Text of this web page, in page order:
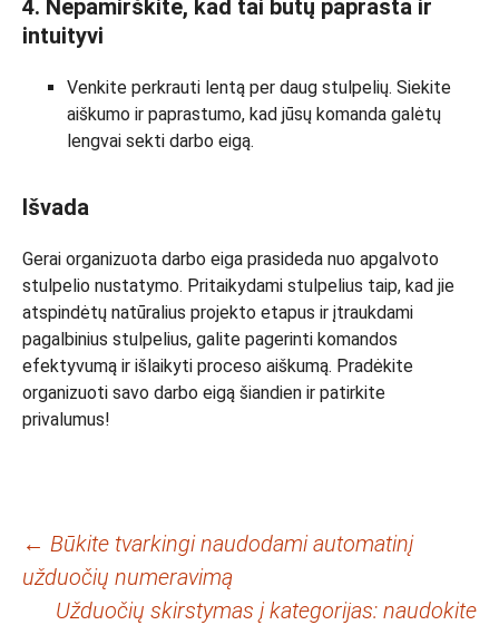
4. Nepamirškite, kad tai būtų paprasta ir
intuityvi
Venkite perkrauti lentą per daug stulpelių. Siekite
aiškumo ir paprastumo, kad jūsų komanda galėtų
lengvai sekti darbo eigą.
Išvada
Gerai organizuota darbo eiga prasideda nuo apgalvoto
stulpelio nustatymo. Pritaikydami stulpelius taip, kad jie
atspindėtų natūralius projekto etapus ir įtraukdami
pagalbinius stulpelius, galite pagerinti komandos
efektyvumą ir išlaikyti proceso aiškumą. Pradėkite
organizuoti savo darbo eigą šiandien ir patirkite
privalumus!
Įrašo
navigacija
← Būkite tvarkingi naudodami automatinį
užduočių numeravimą
Užduočių skirstymas į kategorijas: naudokite